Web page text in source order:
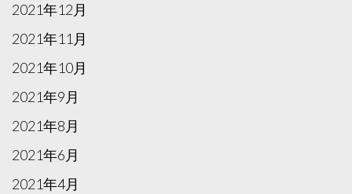
2021年12月
2021年11月
2021年10月
2021年9月
2021年8月
2021年6月
2021年4月